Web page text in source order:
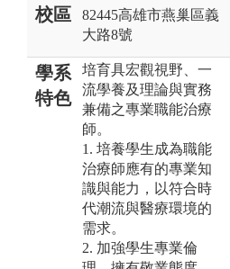
校區
82445高雄市燕巢區義
大路8號
學系
特色
培育具宏觀視野、一
流學養及理論與實務
兼備之專業職能治療
師。
1. 培養學生成為職能
治療師應有的專業知
識與能力，以符合時
代潮流與醫療環境的
需求。
2. 加強學生專業倫